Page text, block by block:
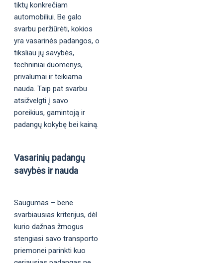
tiktų konkrečiam
automobiliui. Be galo
svarbu peržiūrėti, kokios
yra vasarinės padangos, o
tiksliau jų savybės,
techniniai duomenys,
privalumai ir teikiama
nauda. Taip pat svarbu
atsižvelgti į savo
poreikius, gamintoją ir
padangų kokybę bei kainą.
Vasarinių padangų
savybės ir nauda
Saugumas – bene
svarbiausias kriterijus, dėl
kurio dažnas žmogus
stengiasi savo transporto
priemonei parinkti kuo